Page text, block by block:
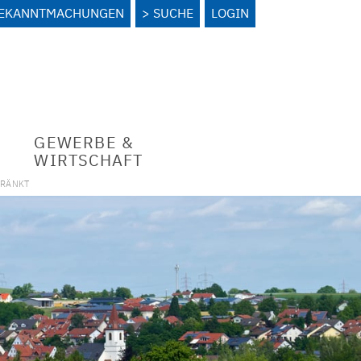
SUCHE LOGIN
GEWERBE &
WIRTSCHAFT